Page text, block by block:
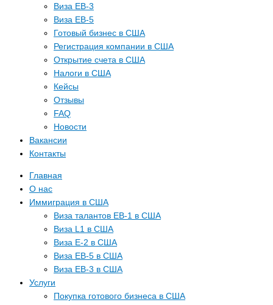
Виза EB-3
Виза EB-5
Готовый бизнес в США
Регистрация компании в США
Открытие счета в США
Налоги в США
Кейсы
Отзывы
FAQ
Новости
Вакансии
Контакты
Главная
О нас
Иммиграция в США
Виза талантов EB-1 в США
Виза L1 в США
Виза E-2 в США
Виза EB-5 в США
Виза EB-3 в США
Услуги
Покупка готового бизнеса в США